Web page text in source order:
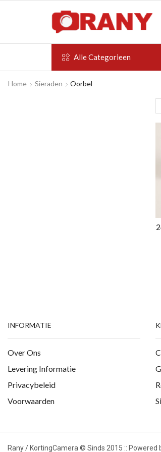
Alle Categorieen
Home Sieraden Oorbel
INFORMATIE
Over Ons
Levering Informatie
Privacybeleid
Voorwaarden
Rany / KortingCamera © Sinds 2015 :: Powered